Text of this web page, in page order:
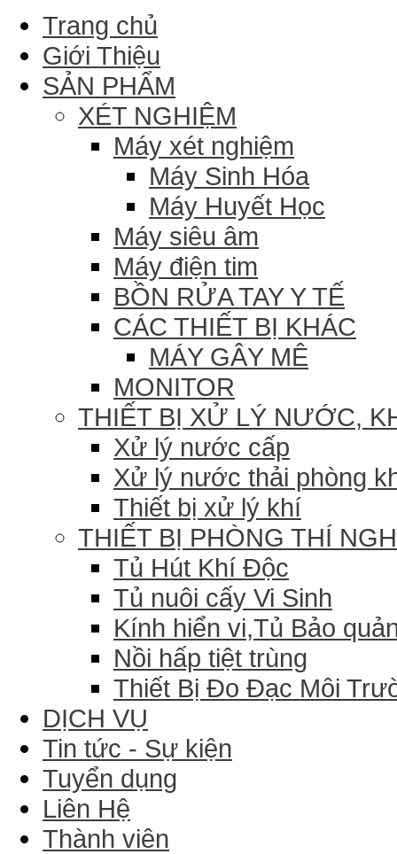
Trang chủ
Giới Thiệu
SẢN PHẨM
XÉT NGHIỆM
Máy xét nghiệm
Máy Sinh Hóa
Máy Huyết Học
Máy siêu âm
Máy điện tim
BỒN RỬA TAY Y TẾ
CÁC THIẾT BỊ KHÁC
MÁY GÂY MÊ
MONITOR
THIẾT BỊ XỬ LÝ NƯỚC,
Xử lý nước cấp
Xử lý nước thải phòng
Thiết bị xử lý khí
THIẾT BỊ PHÒNG THÍ
Tủ Hút Khí Độc
Tủ nuôi cấy Vi Sinh
Kính hiển vi,Tủ Bảo
Nồi hấp tiệt trùng
Thiết Bị Đo Đạc Môi
DỊCH VỤ
Tin tức - Sự kiện
Tuyển dụng
Liên Hệ
Thành viên